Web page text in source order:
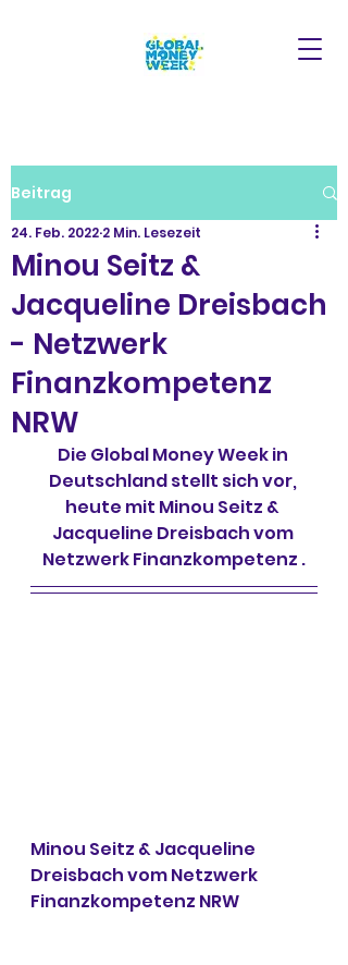
Beitrag
Minou Seitz &
Jacqueline Dreisbach
- Netzwerk
Finanzkompetenz
NRW
24. Feb. 2022 2 Min. Lesezeit
Die Global Money Week in
Deutschland stellt sich vor,
heute mit Minou Seitz &
Jacqueline Dreisbach vom
Netzwerk Finanzkompetenz .
Minou Seitz & Jacqueline
Dreisbach vom Netzwerk
Finanzkompetenz NRW